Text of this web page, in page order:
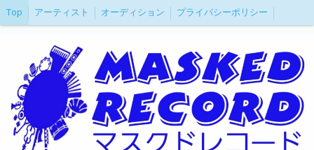
Top アーティスト オーディション プライバシーポリシー